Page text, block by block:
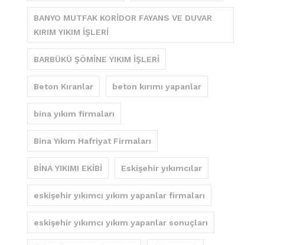
BANYO MUTFAK KORİDOR FAYANS VE DUVAR
KIRIM YIKIM İŞLERİ
BARBÜKÜ ŞÖMİNE YIKIM İŞLERİ
Beton Kıranlar beton kırımı yapanlar
bina yıkım firmaları
Bina Yıkım Hafriyat Firmaları
BİNA YIKIMI EKİBİ Eskişehir yıkımcılar
eskişehir yıkımcı yıkım yapanlar firmaları
eskişehir yıkımcı yıkım yapanlar sonuçları